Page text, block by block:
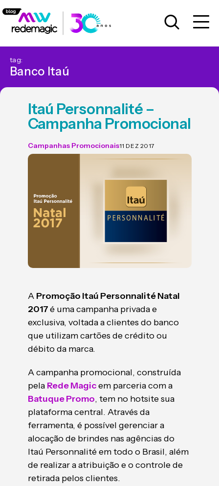
tag:
Banco Itaú
Itaú Personnalité –
Campanha Promocional
Campanhas Promocionais11 DEZ 2017
A Promoção Itaú Personnalité Natal
2017é uma campanha privada e
exclusiva, voltada a clientes do banco
que utilizam cartões de crédito ou
débito da marca.
A campanha promocional, construída
pela Rede Magicem parceria com a
Batuque Promo, tem no hotsite sua
plataforma central. Através da
ferramenta, é possível gerenciar a
alocação de brindes nas agências do
Itaú Personnalité em todo o Brasil, além
de realizar a atribuição e o controle de
retirada pelos clientes.